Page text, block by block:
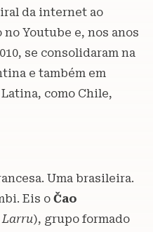
da internet ao
Youtube e, nos anos
se consolidaram na
e também em
como Chile,
Uma brasileira.
Eis o Čao
Larru), grupo formado